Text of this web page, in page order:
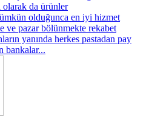
olarak da ürünler
olduğunca en iyi hizmet
ve pazar bölünmekte rekabet
yanında herkes pastadan pay
bankalar...